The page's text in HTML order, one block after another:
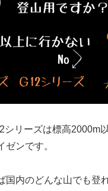
シリーズは標高2000m
ゼンです。
国内のどんな山でも登